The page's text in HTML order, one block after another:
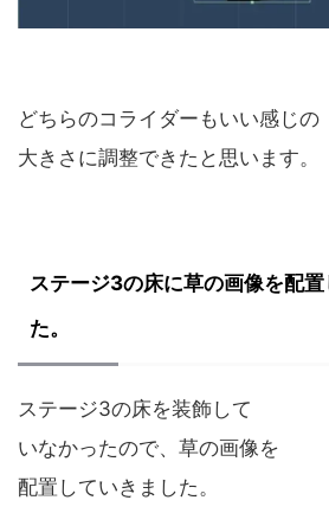
どちらのコライダーもいい感じの
大きさに調整できたと思います。
ステージ3の床に草の画像を配
た。
ステージ3の床を装飾して
いなかったので、草の画像を
配置していきました。